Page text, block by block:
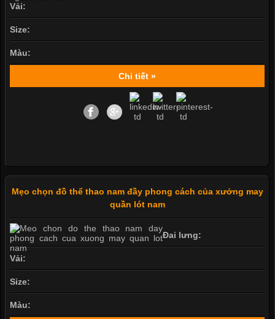
Vải:
Size:
Màu:
Chi tiết »
Mẹo chọn đồ thể thao nam đầy phong cách của xưởng may
quần lót nam
Đai lưng:
Vải:
Size:
Màu: